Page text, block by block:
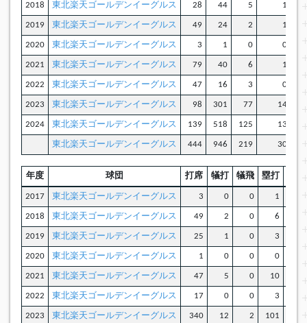
2018 東北楽天ゴールデンイーグルス 28 44 5 1
2019 東北楽天ゴールデンイーグルス 49 24 2 1
2020 東北楽天ゴールデンイーグルス 3 1 0 0
2021 東北楽天ゴールデンイーグルス 79 40 6 1
2022 東北楽天ゴールデンイーグルス 47 16 3 0
2023 東北楽天ゴールデンイーグルス 98 301 77 14
2024 東北楽天ゴールデンイーグルス 139 518 125 13
東北楽天ゴールデンイーグルス 444 946 219 30
年度 球団 打席 犠打 犠飛 塁打 併
2017 東北楽天ゴールデンイーグルス 3 0 0 1
2018 東北楽天ゴールデンイーグルス 49 2 0 6
2019 東北楽天ゴールデンイーグルス 25 1 0 3
2020 東北楽天ゴールデンイーグルス 1 0 0 0
2021 東北楽天ゴールデンイーグルス 47 5 0 10
2022 東北楽天ゴールデンイーグルス 17 0 0 3
2023 東北楽天ゴールデンイーグルス 340 12 2 101